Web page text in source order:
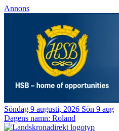
Annons
Söndag 9 augusti, 2026 Sön 9 aug
Dagens namn: Roland